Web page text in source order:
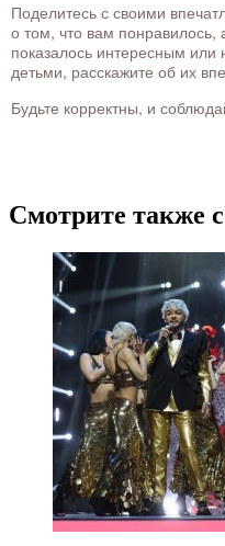
Поделитесь с своими
о том, что вам понравилось,
показалось интересным
детьми, расскажите об их
Будьте корректны, и
Смотрите также